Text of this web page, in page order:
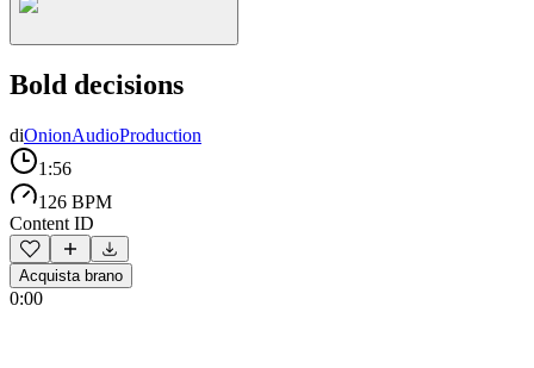
Bold decisions
diOnionAudioProduction
1:56
126 BPM
Content ID
Acquista brano
0:00